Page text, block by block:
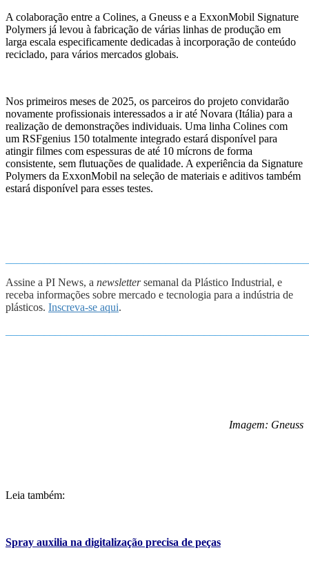
A colaboração entre a Colines, a Gneuss e a ExxonMobil Signature
Polymers já levou à fabricação de várias linhas de produção em
larga escala especificamente dedicadas à incorporação de conteúdo
reciclado, para vários mercados globais.
Nos primeiros meses de 2025, os parceiros do projeto convidarão
novamente profissionais interessados a ir até Novara (Itália) para a
realização de demonstrações individuais. Uma linha Colines com
um RSFgenius 150 totalmente integrado estará disponível para
atingir filmes com espessuras de até 10 mícrons de forma
consistente, sem flutuações de qualidade. A experiência da Signature
Polymers da ExxonMobil na seleção de materiais e aditivos também
estará disponível para esses testes.
Assine a PI News, a newslettersemanal da Plástico Industrial, e
receba informações sobre mercado e tecnologia para a indústria de
plásticos. Inscreva-se aqui.
Imagem: Gneuss
Leia também:
Spray auxilia na digitalização precisa de peças